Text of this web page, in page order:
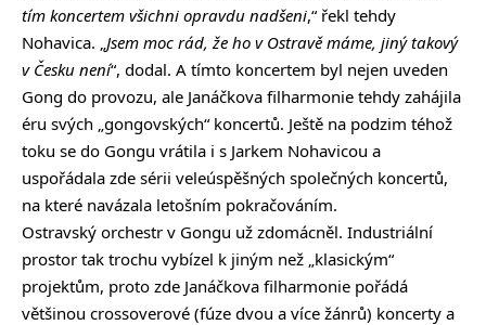
tím koncertem všichni opravdu nadšeni,“ řekl tehdy
Nohavica. „ Jsem moc rád, že ho v Ostravě máme, jiný takový
v Česku není“, dodal. A tímto koncertem byl nejen uveden
Gong do provozu, ale Janáčkova filharmonie tehdy zahájila
éru svých „gongovských“ koncertů. Ještě na podzim téhož
toku se do Gongu vrátila i s Jarkem Nohavicou a
uspořádala zde sérii veleúspěšných společných koncertů,
na které navázala letošním pokračováním.
Ostravský orchestr v Gongu už zdomácněl. Industriální
prostor tak trochu vybízel k jiným než „klasickým“
projektům, proto zde Janáčkova filharmonie pořádá
většinou crossoverové (fúze dvou a více žánrů) koncerty a